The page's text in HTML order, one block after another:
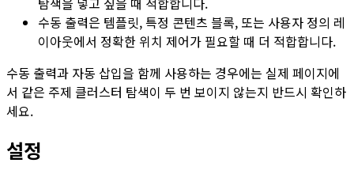
수동 출력은 템플릿, 특정 콘텐츠 블록, 또는 사용자 정의 레
이아웃에서 정확한 위치 제어가 필요할 때 더 적합합니다.
수동 출력과 자동 삽입을 함께 사용하는 경우에는 실제 페이지에
서 같은 주제 클러스터 탐색이 두 번 보이지 않는지 반드시 확인하
세요.
설정